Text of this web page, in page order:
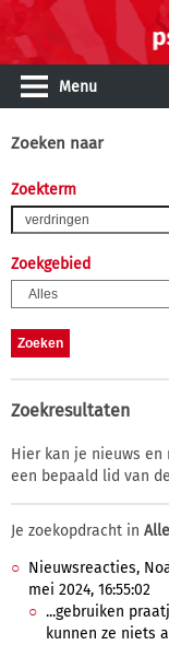
Menu
Zoeken naar
Zoekterm
Zoekgebied
Zoekresultaten
Hier kan je nieuws en
een bepaald lid van
Je zoekopdracht in
Nieuwsreacties,
mei 2024, 16:55:02
...gebruiken
kunnen ze niets